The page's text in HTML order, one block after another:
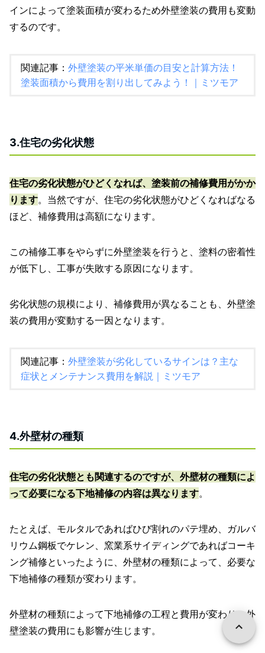
インによって塗装面積が変わるため外壁塗装の費用も変動
するのです。
関連記事： 外壁塗装の平米単価の目安と計算方法！
塗装面積から費用を割り出してみよう！｜ミツモア
3.住宅の劣化状態
住宅の劣化状態がひどくなれば、塗装前の補修費用がかか
ります。当然ですが、住宅の劣化状態がひどくなればなる
ほど、補修費用は高額になります。
この補修工事をやらずに外壁塗装を行うと、塗料の密着性
が低下し、工事が失敗する原因になります。
劣化状態の規模により、補修費用が異なることも、外壁塗
装の費用が変動する一因となります。
関連記事： 外壁塗装が劣化しているサインは？主な
症状とメンテナンス費用を解説｜ミツモア
4.外壁材の種類
住宅の劣化状態とも関連するのですが、外壁材の種類によ
って必要になる下地補修の内容は異なります。
たとえば、モルタルであればひび割れのパテ埋め、ガルバ
リウム鋼板でケレン、窯業系サイディングであればコーキ
ング補修といったように、外壁材の種類によって、必要な
下地補修の種類が変わります。
外壁材の種類によって下地補修の工程と費用が変わり、外
壁塗装の費用にも影響が生じます。